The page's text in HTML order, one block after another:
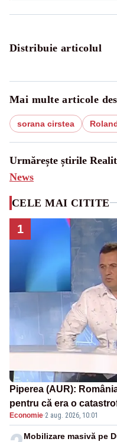
Distribuie articolul
Mai multe articole
sorana cirstea
Urmărește știrile
News
CELE MAI CITITE
1
Piperea (AUR):
pentru că era o
pensii
Economie·2 aug. 2026, 10:01
Mobilizare masivă pe